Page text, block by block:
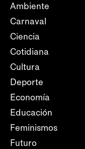
Ambiente
Carnaval
Ciencia
Cotidiana
Cultura
Deporte
Economía
Educación
Feminismos
Futuro